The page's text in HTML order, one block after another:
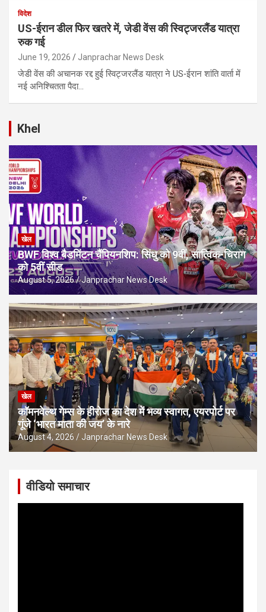
विदेश
US-ईरान डील फिर खतरे में, जेडी वेंस की स्विट्जरलैंड यात्रा
रुक गई
June 19, 2026 Janprachar News Desk
जेडी वेंस की अचानक रद्द हुई स्विट्जरलैंड यात्रा ने US‑ईरान शांति वार्ता में
नई अनिश्चितता पैदा…
Khel
खेल
BWF विश्व बैडमिंटन चैंपियनशिप: सिंधु को 9वीं, सात्विक-चिराग
को 5वीं सीड
August 5, 2026 Janprachar News Desk
खेल
कॉमनवेल्थ गेम्स के हीरोज का देश में भव्य स्वागत, एयरपोर्ट पर
गूंजे ‘भारत माता की जय’ के नारे
August 4, 2026 Janprachar News Desk
वीडियो समाचार